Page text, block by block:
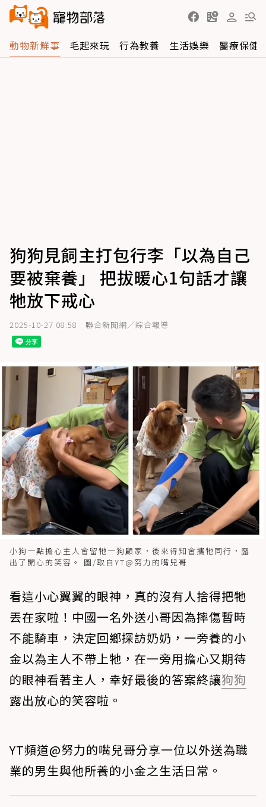
動物新鮮事 毛起來玩 行為教養 生活娛樂 醫療保健
狗狗見飼主打包行李「以為自己
要被棄養」 把拔暖心1句話才讓
牠放下戒心
2025-10-27 08:58 聯合新聞網／綜合報導
小狗一點擔心主人會留牠一狗顧家，後來得知會攜牠同行，露
出了開心的笑容。 圖/取自YT@努力的嘴兒哥
看這小心翼翼的眼神，真的沒有人捨得把牠
丟在家啦！中國一名外送小哥因為摔傷暫時
不能騎車，決定回鄉探訪奶奶，一旁養的小
金以為主人不帶上牠，在一旁用擔心又期待
的眼神看著主人，幸好最後的答案終讓狗狗
露出放心的笑容啦。
YT頻道@努力的嘴兒哥分享一位以外送為職
業的男生與他所養的小金之生活日常。